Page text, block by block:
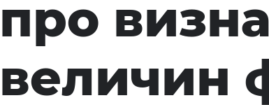
про
величин